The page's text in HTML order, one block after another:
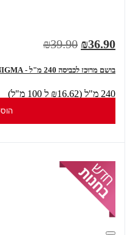
₪36.90
₪39.90
בושם מרוכז לכביסה 240 מ"ל - ENIGMA
240 מ"ל (₪16.62 ל 100 מ"ל)